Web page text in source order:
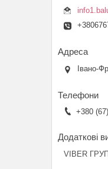
Івано-
+380
VIBER